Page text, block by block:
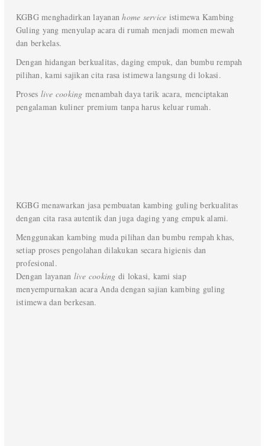
KGBG menghadirkan layananhome service istimewa Kambing
Guling yang menyulap acara di rumah menjadi momen mewah
dan berkelas.
Dengan hidangan berkualitas, daging empuk, dan bumbu rempah
pilihan, kami sajikan cita rasa istimewa langsung di lokasi.
Proses live cooking menambah daya tarik acara, menciptakan
pengalaman kuliner premium tanpa harus keluar rumah.
KGBG menawarkan jasa pembuatan kambing guling berkualitas
dengan cita rasa autentik dan juga daging yang empuk alami.
Menggunakan kambing muda pilihan dan bumbu rempah khas,
setiap proses pengolahan dilakukan secara higienis dan
profesional.
Dengan layanan live cooking di lokasi, kami siap
menyempurnakan acara Anda dengan sajian kambing guling
istimewa dan berkesan.